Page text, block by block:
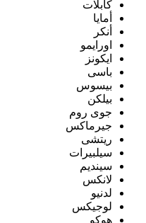
كابلات
أمايا
أنكر
اورايمو
ايكونز
باسى
بيسوس
بيلكن
جوى روم
جيرماكس
ريتشى
سيلبيرات
سينديم
لانكس
لدنيو
لوجيكس
هوكو